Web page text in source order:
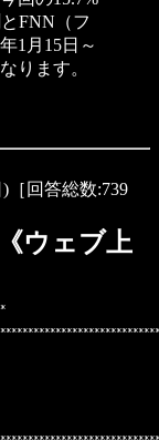
FNN（フ
1月15日～
ります。
［回答総数:739
ウェブ上